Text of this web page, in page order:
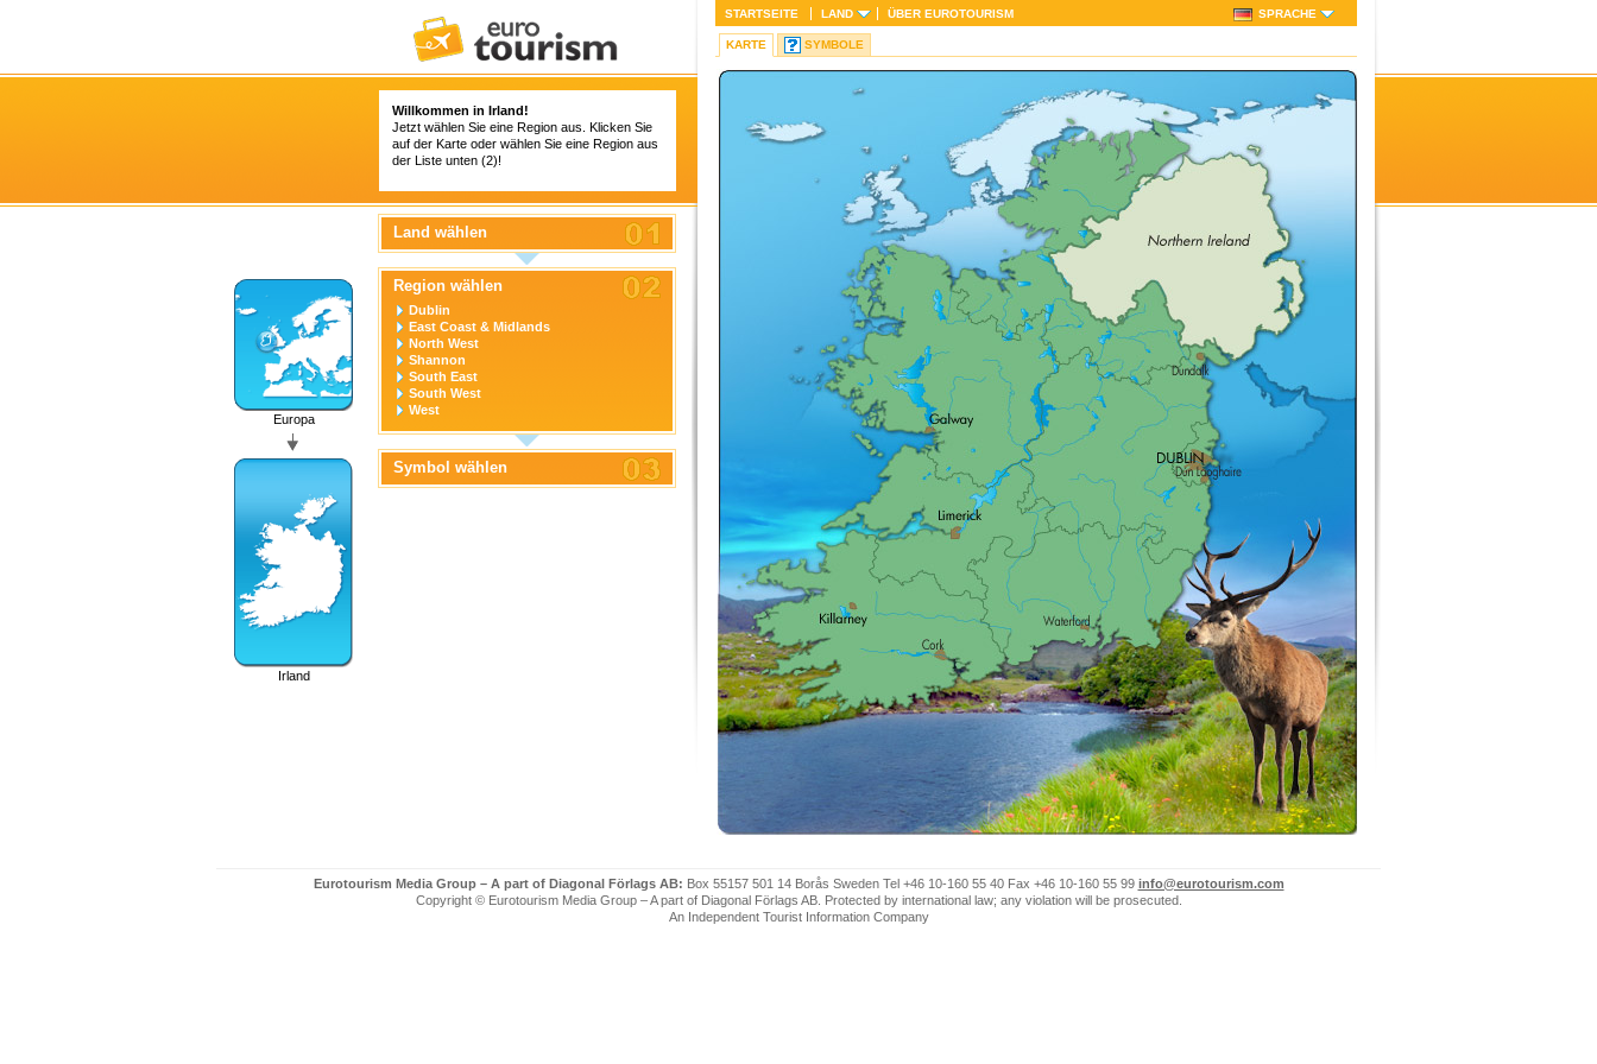
Willkommen in Irland!
Jetzt wählen Sie eine Region aus. Klicken Sie
auf der Karte oder wählen Sie eine Region aus
der Liste unten (2)!
Europa
Irland
Land wählen
Region wählen
Dublin
East Coast & Midlands
North West
Shannon
South East
South West
West
Symbol wählen
STARTSEITE LAND ÜBER EUROTOURISM SPRACHE
KARTE SYMBOLE
Eurotourism Media Group – A part of Diagonal Förlags AB: Box 55157 501 14 Borås Sweden Tel +46 10-160 55 40 Fax +46 10-160 55 99 info@eurotourism.com
Copyright © Eurotourism Media Group – A part of Diagonal Förlags AB. Protected by international law; any violation will be prosecuted.
An Independent Tourist Information Company